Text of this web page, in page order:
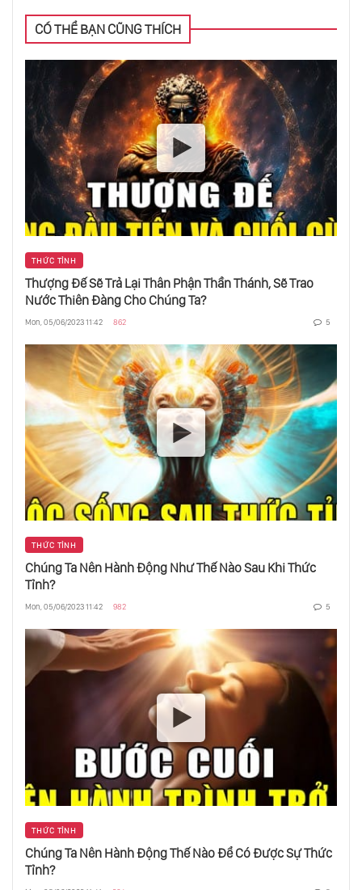
Đau Trong Cuộc Sống?
Reiki - Nguồn Năng Lượng Vô Tận Từ Vũ Trụ
- Phương Pháp Chữa Lành Một Cách Toàn
Diện
CÓ THỂ BẠN CŨNG THÍCH
THỨC TỈNH
Thượng Đế Sẽ Trả Lại Thân Phận Thần Thánh, Sẽ Trao
Nước Thiên Đàng Cho Chúng Ta?
Mon, 05/06/2023 11:42 862 5
THỨC TỈNH
Chúng Ta Nên Hành Động Như Thế Nào Sau Khi Thức
Tỉnh?
Mon, 05/06/2023 11:42 982 5
THỨC TỈNH
Chúng Ta Nên Hành Động Thế Nào Để Có Được Sự Thức
Tỉnh?